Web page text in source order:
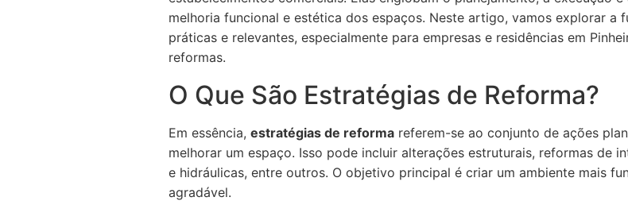
melhoria funcional e estética dos espaços. Neste artigo, vamos explorar a
práticas e relevantes, especialmente para empresas e residências em
reformas.
O Que São Estratégias de Reforma?
Em essência, estratégias de reforma referem-se ao conjunto de ações
melhorar um espaço. Isso pode incluir alterações estruturais, reformas de
e hidráulicas, entre outros. O objetivo principal é criar um ambiente mais
agradável.